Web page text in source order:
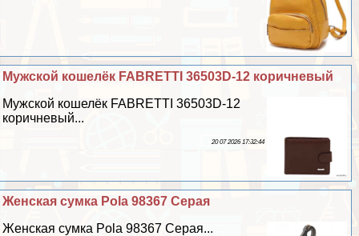
Мужской кошелёк FABRETTI 36503D-12 коричневый
Мужской кошелёк FABRETTI 36503D-12
коричневый...
20 07 2026 17:32:44
Женская сумка Pola 98367 Серая
Женская сумка Pola 98367 Серая...